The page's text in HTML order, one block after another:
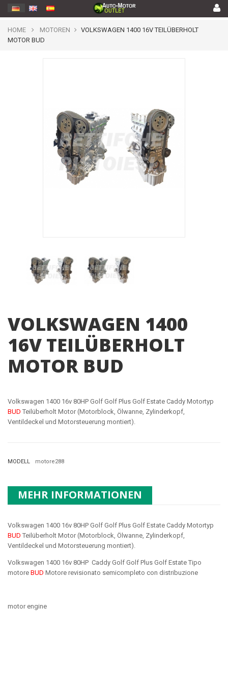
HOME MOTOREN
VOLKSWAGEN 1400 16V TEILÜBERHOLT
MOTOR BUD
VOLKSWAGEN 1400
16V TEILÜBERHOLT
MOTOR BUD
Volkswagen 1400 16v 80HP Golf Golf Plus Golf Estate Caddy Motortyp
BUD Teilüberholt Motor (Motorblock, Ölwanne, Zylinderkopf,
Ventildeckel und Motorsteuerung montiert).
MODELL motore288
MEHR INFORMATIONEN
Volkswagen 1400 16v 80HP Golf Golf Plus Golf Estate Caddy Motortyp
BUD Teilüberholt Motor (Motorblock, Ölwanne, Zylinderkopf,
Ventildeckel und Motorsteuerung montiert).
Volkswagen 1400 16v 80HP Caddy Golf Golf Plus Golf Estate Tipo
motore BUD Motore revisionato semicompleto con distribuzione
motor engine